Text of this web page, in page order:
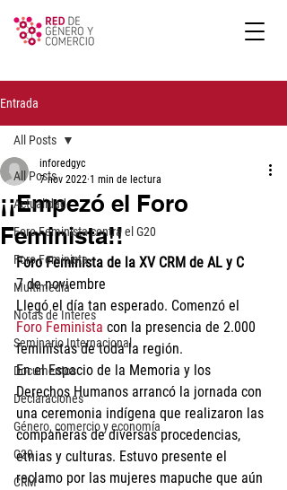
Entrada
All Posts
Actualidad
Foro Feminista contra el G20
Foro Feminista
Multimedia
Notas de Interes
Seminario Internacional
Documentos
Declaraciones
Género, comercio y economía
G20
CRM
All Posts
¡¡Empezó el Foro
Feminista!!
inforedgyc
7 nov 2022 1 min de lectura
Foro Feminista de la XV CRM de AL y C
7 de noviembre
Llegó el día tan esperado. Comenzó el
Foro Feminista con la presencia de 2.000
feministas de toda la región.
En el Espacio de la Memoria y los
Derechos Humanos arrancó la jornada con
una ceremonia indígena que realizaron las
compañeras de diversas procedencias,
etnias y culturas. Estuvo presente el
reclamo por las mujeres mapuche que aún